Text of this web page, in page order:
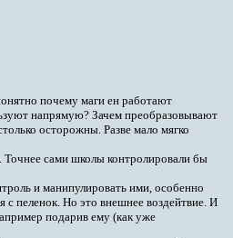
почему маги ен работают
напрямую? Зачем преобразовывают
осторожны. Разве мало мягко
сами школы контролировали бы
и манипулировать ими, особенно
пеленок. Но это внешнее воздейтвие. И
подарив ему (как уже